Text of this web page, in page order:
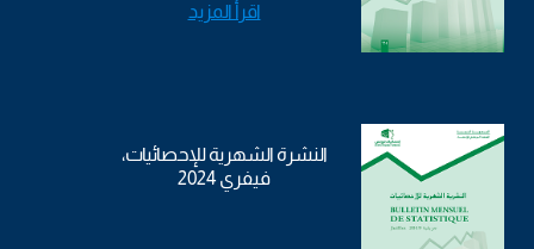
اقرأ المزيد
النشرة الشهرية للإحصائيات،
فيفري 2024